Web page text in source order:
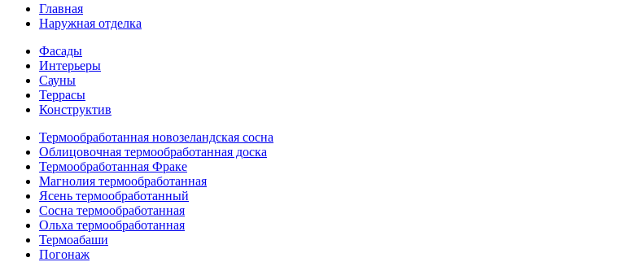
Главная
Наружная отделка
Фасады
Интерьеры
Сауны
Террасы
Конструктив
Термообработанная новозеландская сосна
Облицовочная термообработанная доска
Термообработанная Фраке
Магнолия термообработанная
Ясень термообработанный
Сосна термообработанная
Ольха термообработанная
Термоабаши
Погонаж